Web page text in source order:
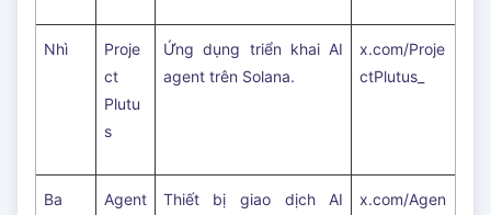
Nhì
Proje
ct
Plutu
s
Ứng dụng triển khai AI
agent trên Solana.
x.com/Proje
ctPlutus_
Ba
Agent
Thiết bị giao dịch AI
x.com/Agen